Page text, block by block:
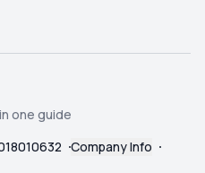
one guide
Company Info